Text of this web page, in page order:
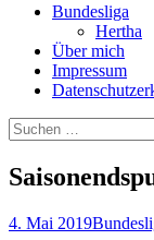
Bundesliga
Hertha
Über mich
Impressum
Suchen
nach:
4. Mai 2019